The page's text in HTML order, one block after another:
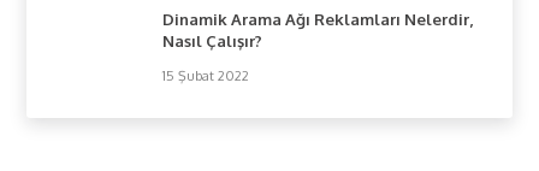
Dinamik Arama Ağı Reklamları Nelerdir,
Nasıl Çalışır?
15 Şubat 2022